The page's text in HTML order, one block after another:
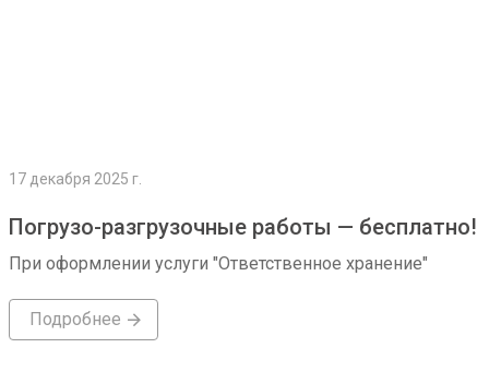
17 декабря 2025 г.
Погрузо-разгрузочные работы — бесплатно!
При оформлении услуги "Ответственное хранение"
Подробнее